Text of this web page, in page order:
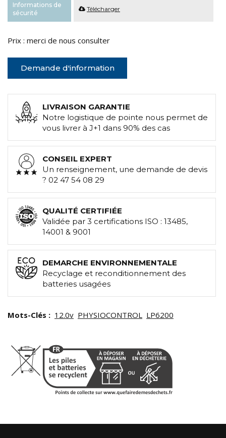
Informations de
sécurité
Télécharger
Prix : merci de nous consulter
Demande d'information
LIVRAISON GARANTIE
Notre logistique de pointe nous permet de
vous livrer à J+1 dans 90% des cas
CONSEIL EXPERT
Un renseignement, une demande de devis
? 02 47 54 08 29
QUALITÉ CERTIFIÉE
Validée par 3 certifications ISO : 13485,
14001 & 9001
DEMARCHE ENVIRONNEMENTALE
Recyclage et reconditionnement des
batteries usagées
Mots-Clés : 12.0v PHYSIOCONTROL LP6200